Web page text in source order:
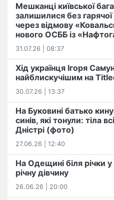
Мешканці київської
залишилися без
через відмову
нового ОСББ із
31.07.26 | 08:37
Хід українця Ігоря
найблискучішим на
30.07.26 | 13:37
На Буковині батько
синів, які тонули: тіла
Дністрі (фото)
27.06.26 | 12:40
На Одещині біля річки
річну дівчину
26.06.26 | 20:00